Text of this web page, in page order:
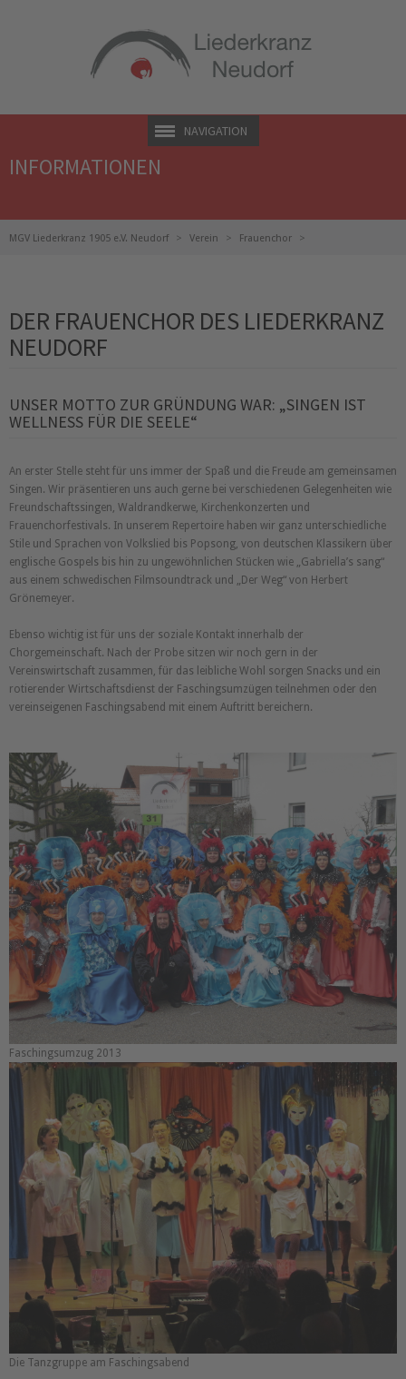
NAVIGATION
INFORMATIONEN
MGV Liederkranz 1905 e.V. Neudorf Verein Frauenchor
DER FRAUENCHOR DES LIEDERKRANZ
NEUDORF
UNSER MOTTO ZUR GRÜNDUNG WAR:
SINGEN IST
WELLNESS FÜR DIE SEELE
An erster Stelle steht für uns immer der Spaß und die Freude am gemeinsamen
Singen. Wir präsentieren uns auch gerne bei verschiedenen Gelegenheiten wie
Freundschaftssingen, Waldrandkerwe, Kirchenkonzerten und
Frauenchorfestivals. In unserem Repertoire haben wir ganz unterschiedliche
Stile und Sprachen von Volkslied bis Popsong, von deutschen Klassikern über
englische Gospels bis hin zu ungewöhnlichen Stücken wie
Gabriella’s sang
aus einem schwedischen Filmsoundtrack und
Der Weg von Herbert
Grönemeyer.
Ebenso wichtig ist für uns der soziale Kontakt innerhalb der
Chorgemeinschaft. Nach der Probe sitzen wir noch gern in der
Vereinswirtschaft zusammen, für das leibliche Wohl sorgen Snacks und ein
rotierender Wirtschaftsdienst der Faschingsumzügen teilnehmen oder den
vereinseigenen Faschingsabend mit einem Auftritt bereichern.
Faschingsumzug 2013
Die Tanzgruppe am Faschingsabend